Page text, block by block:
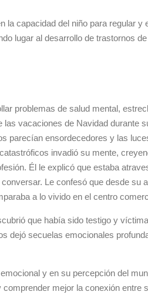
la capacidad del niño para regular
lugar al desarrollo de trastornos
problemas de salud mental,
vacaciones de Navidad
parecían ensordecedores y las
invadió su mente,
Él le explicó que estaba
Le confesó que desde
a lo vivido en el centro
que había sido testigo y
dejó secuelas emocionales
y en su percepción del
mejor la conexión